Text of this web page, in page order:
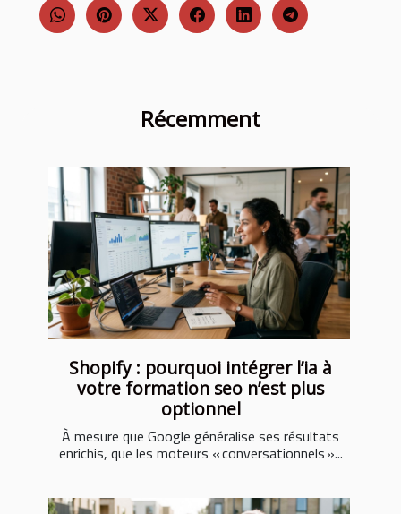
Récemment
Shopify : pourquoi intégrer l’ia à
votre formation seo n’est plus
optionnel
À mesure que Google généralise ses résultats
enrichis, que les moteurs « conversationnels »...